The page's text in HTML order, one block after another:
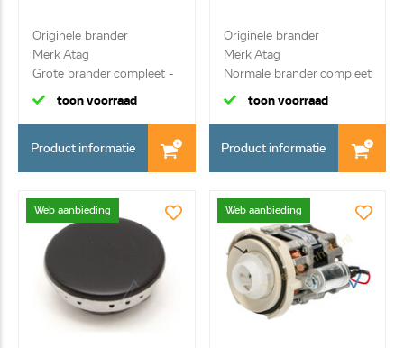
Originele brander
Merk Atag
Grote brander compleet -
70mm ...
toon voorraad
Product informatie
Originele brander
Merk Atag
Normale brander compleet
- 55...
toon voorraad
Product informatie
Web aanbieding Web aanbieding